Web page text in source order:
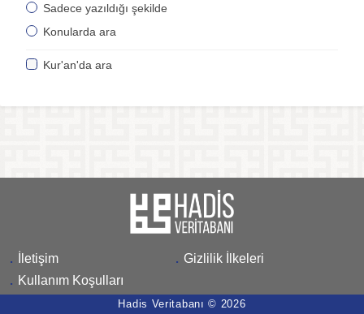
Sadece yazıldığı şekilde
Konularda ara
Kur'an'da ara
. İletişim . Gizlilik İlkeleri
. Kullanım Koşulları
Hadis Veritabanı © 2026